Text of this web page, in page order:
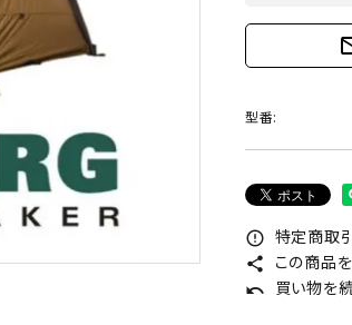
型番:
error_outline 特定商取
share この商品
undo 買い物を